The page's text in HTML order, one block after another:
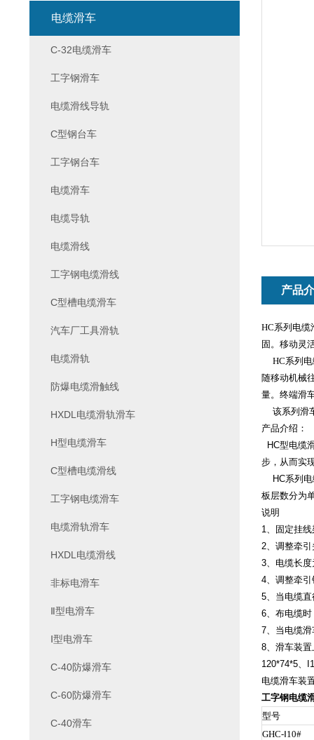
产品
HC系列电缆
固。移动灵
HC系列
随移动机械
量。终端滑
该系列滑
产品介绍：
HC型电缆
步，从而实
HC系列电
板层数分为
说明
1、固定挂
2、调整牵
3、电缆长
4、调整牵
5、当电缆
6、布电缆
7、当电缆
8、滑车装
120*74*5、
电缆滑车装
工字钢电缆
型号
GHC-Ⅰ10#
电缆滑车
C-32电缆滑车
工字钢滑车
电缆滑线导轨
C型钢台车
工字钢台车
电缆滑车
电缆导轨
电缆滑线
工字钢电缆滑线
C型槽电缆滑车
汽车厂工具滑轨
电缆滑轨
防爆电缆滑触线
HXDL电缆滑轨滑车
H型电缆滑车
C型槽电缆滑线
工字钢电缆滑车
电缆滑轨滑车
HXDL电缆滑线
非标电滑车
Ⅱ型电滑车
Ⅰ型电滑车
C-40防爆滑车
C-60防爆滑车
C-40滑车